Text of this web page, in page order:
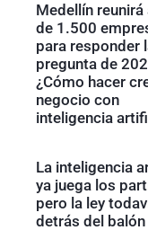
Medellín reunirá
de 1.500
para responder
pregunta de
¿Cómo hacer
negocio con
inteligencia
La inteligencia
ya juega los
pero la ley
detrás del balón